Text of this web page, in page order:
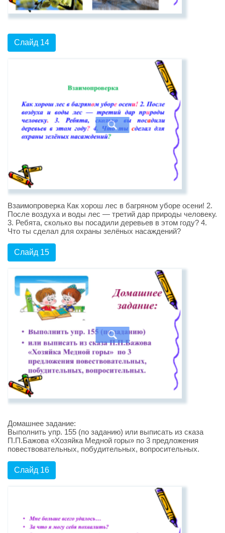
Слайд 14
Взаимопроверка Как хорош лес в багряном уборе осени! 2.
После воздуха и воды лес — третий дар природы человеку.
3. Ребята, сколько вы посадили деревьев в этом году? 4.
Что ты сделал для охраны зелёных насаждений?
Слайд 15
Домашнее задание:
Выполнить упр. 155 (по заданию) или выписать из сказа
П.П.Бажова «Хозяйка Медной горы» по 3 предложения
повествовательных, побудительных, вопросительных.
Слайд 16